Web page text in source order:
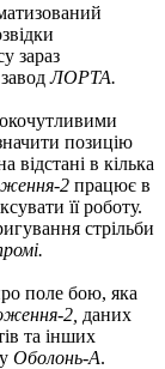
зараз
ЛОРТА.
позицію
відстані в кілька
2 працює в
її роботу.
стрільби
поле бою, яка
2, даних
та інших
Оболонь-А.